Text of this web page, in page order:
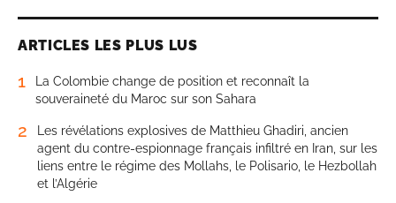
ARTICLES LES PLUS LUS
1
La Colombie change de position et reconnaît la
souveraineté du Maroc sur son Sahara
2
Les révélations explosives de Matthieu Ghadiri, ancien
agent du contre-espionnage français infiltré en Iran, sur les
liens entre le régime des Mollahs, le Polisario, le Hezbollah
et l’Algérie